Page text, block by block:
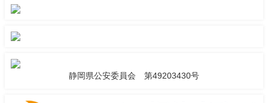
静岡県公安委員会 第49203430号